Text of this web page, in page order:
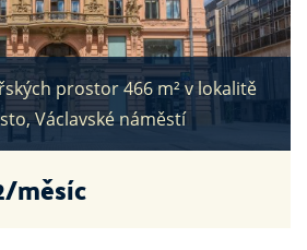
prostor 466 m² v lokalitě
Václavské náměstí
měsíc